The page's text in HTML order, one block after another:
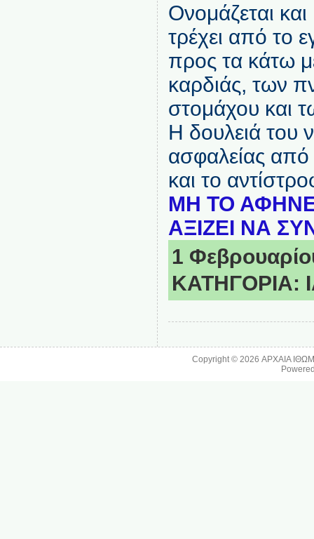
Ονομάζεται
τρέχει από το
προς τα κάτω
καρδιάς, των
στομάχου και
Η δουλειά του
ασφαλείας
και το
ΜΗ ΤΟ
ΑΞΙΖΕΙ ΝΑ
1
ΚΑΤΗΓΟΡΙΑ:
Copyright © 2026ΑΡΧΑΙΑ